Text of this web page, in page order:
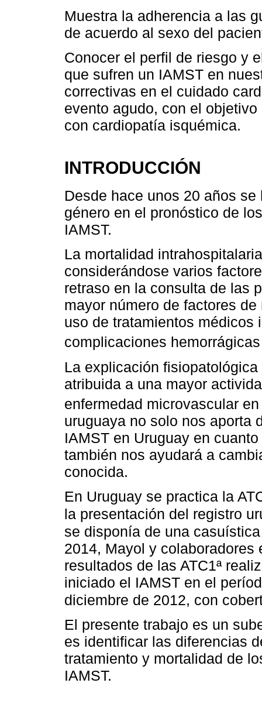
Muestra la adherencia a las
de acuerdo al sexo del
Conocer el perfil de riesgo y
que sufren un IAMST en
correctivas en el cuidado
evento agudo, con el
con cardiopatía isquémica.
INTRODUCCIÓN
Desde hace unos 20 años
género en el pronóstico de
IAMST.
La mortalidad
considerándose varios
retraso en la consulta de las
mayor número de factores
uso de tratamientos médicos
complicaciones
La explicación
atribuida a una mayor
enfermedad microvascular
uruguaya no solo nos aporta
IAMST en Uruguay en
también nos ayudará a
conocida.
En Uruguay se practica la
la presentación del registro
se disponía de una
2014, Mayol y
resultados de las ATC1ª
iniciado el IAMST en el
diciembre de 2012, con
El presente trabajo es un
es identificar las diferencias
tratamiento y mortalidad de
IAMST.